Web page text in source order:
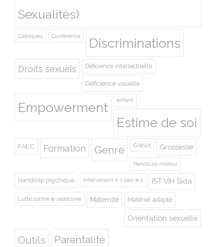
Sexualités)
Colloques Conférence Discriminations
Droits sexuels Déficience intellectuelle
Déficience visuelle
Empowerment enfant
Estime de soi
FALC Formation Genre Gratuit Grossesse
Handicap moteur
Handicap psychique Intervenant·e·s pair·e·s IST VIH Sida
Lutte contre le validisme Maternité Matériel adapté
Orientation sexuelle
Outils Parentalité